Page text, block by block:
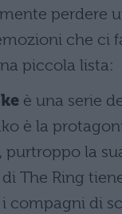
perdere
che ci
piccola lista:
è una serie
è la
purtroppo la
The Ring
compagni di